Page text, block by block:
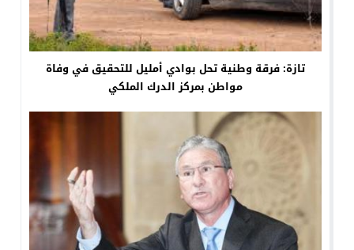
تازة: فرقة وطنية تحل بوادي أمليل للتحقيق في وفاة
مواطن بمركز الدرك الملكي